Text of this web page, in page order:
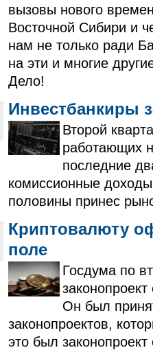
вызовы нового
Восточной Сибири и
нам не только ради
на эти и многие
Дело!
Инвестбанкиры
Второй
работающих
последние
комиссионные
половины принес
Криптовалюту
поле
Госдума по
Он был
законопроектов,
это был